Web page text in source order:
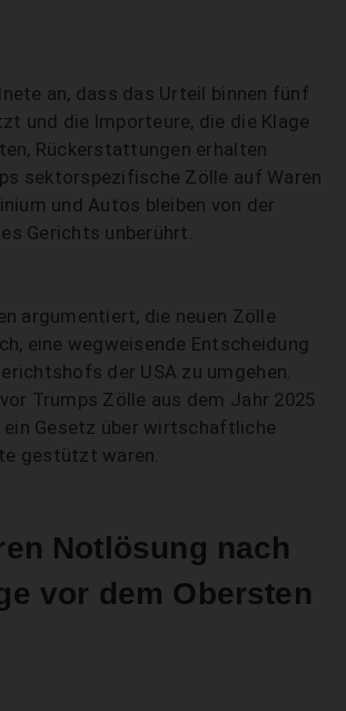
an, dass das Urteil binnen fünf
und die Importeure, die die Klage
Rückerstattungen erhalten
sektorspezifische Zölle auf Waren
und Autos bleiben von der
Gerichts unberührt.
argumentiert, die neuen Zölle
eine wegweisende Entscheidung
der USA zu umgehen.
Trumps Zölle aus dem Jahr 2025
ein Gesetz über wirtschaftliche
gestützt waren.
Notlösung nach
vor dem Obersten
SUCHEN